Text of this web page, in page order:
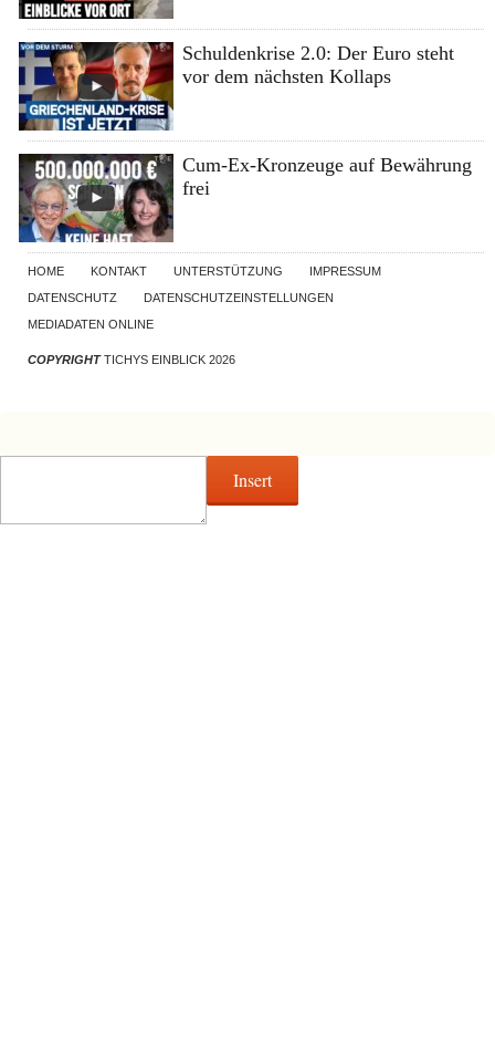
Schuldenkrise 2.0: Der Euro steht
vor dem nächsten Kollaps
Cum-Ex-Kronzeuge auf Bewährung
frei
HOME KONTAKT UNTERSTÜTZUNG
IMPRESSUM
DATENSCHUTZ
DATENSCHUTZEINSTELLUNGEN
MEDIADATEN ONLINE
COPYRIGHTTICHYS EINBLICK 2026
Insert